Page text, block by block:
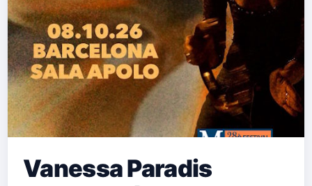
Vanessa Paradis